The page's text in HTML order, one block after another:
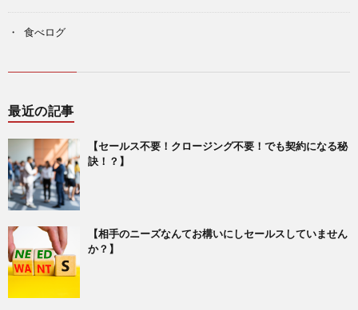
食べログ
最近の記事
【セールス不要！クロージング不要！でも契約になる秘
訣！？】
【相手のニーズなんてお構いにしセールスしていません
か？】